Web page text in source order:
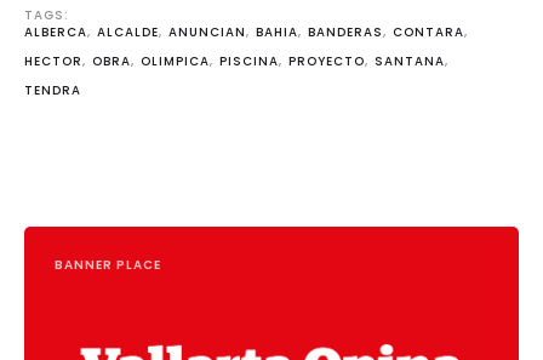
TAGS:
ALBERCA, ALCALDE, ANUNCIAN, BAHIA, BANDERAS, CONTARA,
HECTOR, OBRA, OLIMPICA, PISCINA, PROYECTO, SANTANA,
TENDRA
BANNER PLACE